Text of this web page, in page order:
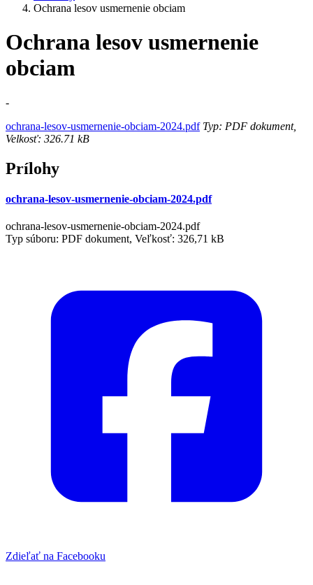
Ochrana lesov usmernenie obciam
Ochrana lesov usmernenie
obciam
-
ochrana-lesov-usmernenie-obciam-2024.pdfTyp: PDF dokument,
Velkosť: 326.71 kB
Prílohy
ochrana-lesov-usmernenie-obciam-2024.pdf
ochrana-lesov-usmernenie-obciam-2024.pdf
Typ súboru: PDF dokument, Veľkosť: 326,71 kB
Zdieľať na Facebooku